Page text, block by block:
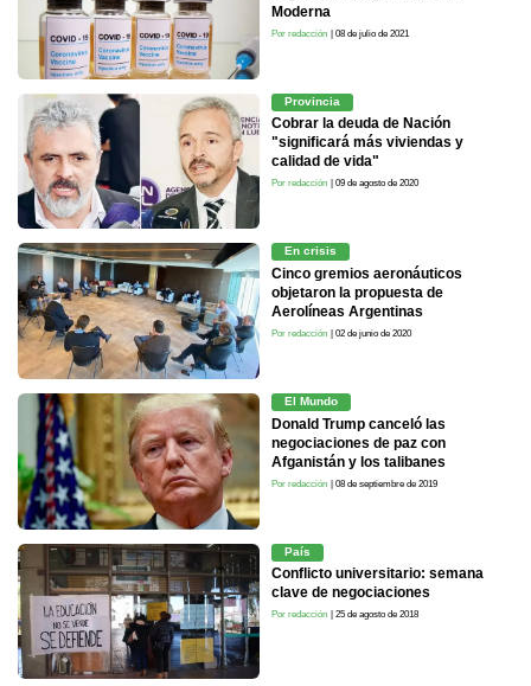
Moderna
Por redacción | 08 de julio de 2021
Provincia
Cobrar la deuda de Nación
"significará más viviendas y
calidad de vida"
Por redacción | 09 de agosto de 2020
En crisis
Cinco gremios aeronáuticos
objetaron la propuesta de
Aerolíneas Argentinas
Por redacción | 02 de junio de 2020
El Mundo
Donald Trump canceló las
negociaciones de paz con
Afganistán y los talibanes
Por redacción | 08 de septiembre de 2019
País
Conflicto universitario: semana
clave de negociaciones
Por redacción | 25 de agosto de 2018